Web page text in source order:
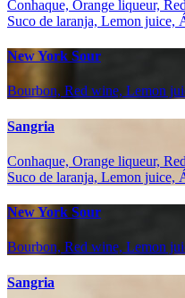
Conhaque, Orange liqueur,
Suco de laranja, Lemon juice,
New York Sour
Bourbon, Red wine, Lemon
Sangria
Conhaque, Orange liqueur,
Suco de laranja, Lemon juice,
New York Sour
Bourbon, Red wine, Lemon
Sangria